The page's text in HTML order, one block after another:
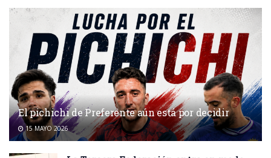
El pichichi de Preferente aún está por decidir
15 MAYO 2026